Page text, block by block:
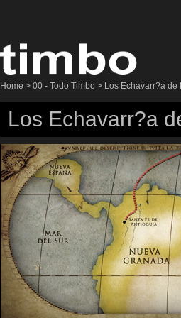
Home > 00 - Todo Timbo > Los Echavarr?a de
Los Echavarr?a